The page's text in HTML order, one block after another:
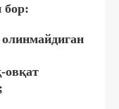
бор:
овқат